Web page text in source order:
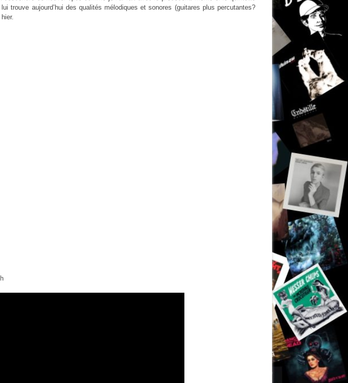
trouve aujourd’hui des qualités mélodiques et sonores (guitares plus percutantes?